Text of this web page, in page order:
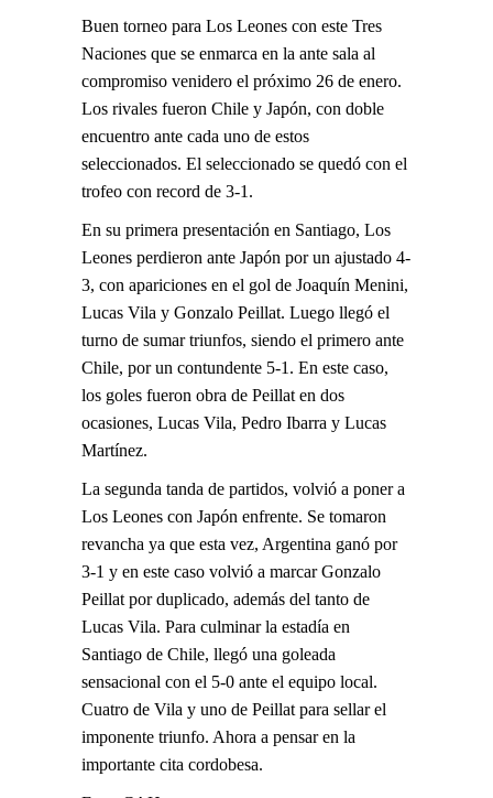
Buen torneo para Los Leones con este Tres
Naciones que se enmarca en la ante sala al
compromiso venidero el próximo 26 de enero.
Los rivales fueron Chile y Japón, con doble
encuentro ante cada uno de estos
seleccionados. El seleccionado se quedó con el
trofeo con record de 3-1.
En su primera presentación en Santiago, Los
Leones perdieron ante Japón por un ajustado 4-
3, con apariciones en el gol de Joaquín Menini,
Lucas Vila y Gonzalo Peillat. Luego llegó el
turno de sumar triunfos, siendo el primero ante
Chile, por un contundente 5-1. En este caso,
los goles fueron obra de Peillat en dos
ocasiones, Lucas Vila, Pedro Ibarra y Lucas
Martínez.
La segunda tanda de partidos, volvió a poner a
Los Leones con Japón enfrente. Se tomaron
revancha ya que esta vez, Argentina ganó por
3-1 y en este caso volvió a marcar Gonzalo
Peillat por duplicado, además del tanto de
Lucas Vila. Para culminar la estadía en
Santiago de Chile, llegó una goleada
sensacional con el 5-0 ante el equipo local.
Cuatro de Vila y uno de Peillat para sellar el
imponente triunfo. Ahora a pensar en la
importante cita cordobesa.